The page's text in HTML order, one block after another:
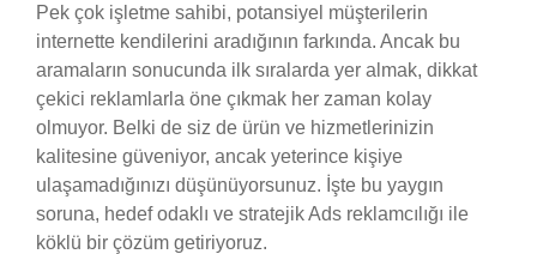
Pek çok işletme sahibi, potansiyel müşterilerin
internette kendilerini aradığının farkında. Ancak bu
aramaların sonucunda ilk sıralarda yer almak, dikkat
çekici reklamlarla öne çıkmak her zaman kolay
olmuyor. Belki de siz de ürün ve hizmetlerinizin
kalitesine güveniyor, ancak yeterince kişiye
ulaşamadığınızı düşünüyorsunuz. İşte bu yaygın
soruna, hedef odaklı ve stratejik Ads reklamcılığı ile
köklü bir çözüm getiriyoruz.